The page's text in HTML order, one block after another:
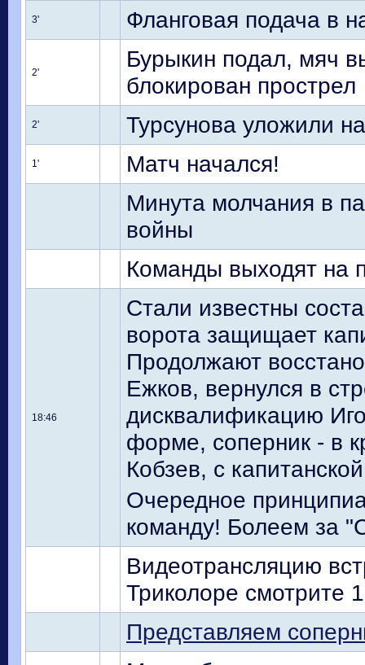
3' Фланговая подача в
2'
Бурыкин подал, мяч
блокирован прострел
2' Турсунова уложили
1'
Матч начался!
Минута молчания в
войны
Команды выходят на
18:46
Стали известны
ворота защищает
Продолжают
Ежков, вернулся в
дисквалификацию
форме, соперник - в
Кобзев, с
Очередное
команду! Болеем за
Видеотрансляцию
Триколоре смотрите
Представляем